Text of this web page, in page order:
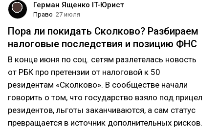
Герман Ященко IT-Юрист
Право 27 июля
Пора ли покидать Сколково? Разбираем
налоговые последствия и позицию ФНС
В конце июня по соц. сетям разлетелась новость
от РБК про претензии от налоговой к 50
резидентам «Сколково». В сообществе начали
говорить о том, что государство взяло под прицел
резидентов, льготы заканчиваются, а сам статус
превращается в источник дополнительных рисков.